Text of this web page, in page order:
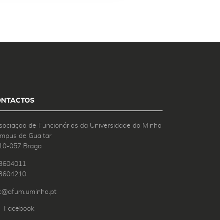
de Funcionários da Universidade do Minho
de Gualtar
057 Braga
Facebook